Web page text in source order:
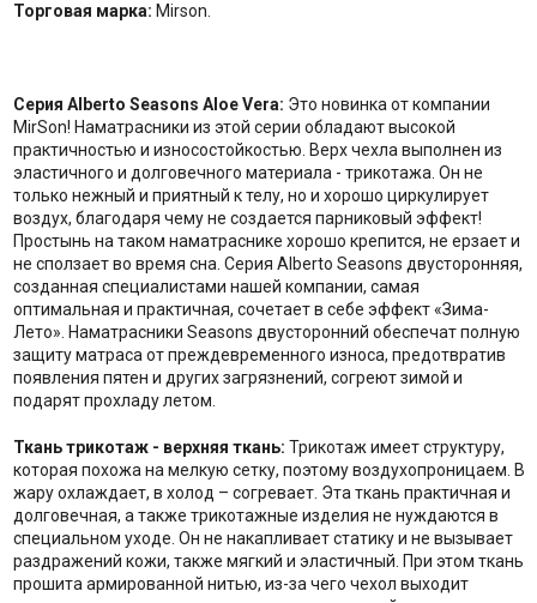
Торговая марка: Mirson.
Серия Alberto Seasons Aloe Vera: Это новинка от компании
MirSon! Наматрасники из этой серии обладают высокой
практичностью и износостойкостью. Верх чехла выполнен из
эластичного и долговечного материала - трикотажа. Он не
только нежный и приятный к телу, но и хорошо циркулирует
воздух, благодаря чему не создается парниковый эффект!
Простынь на таком наматраснике хорошо крепится, не ерзает и
не сползает во время сна. Серия Alberto Seasons двусторонняя,
созданная специалистами нашей компании, самая
оптимальная и практичная, сочетает в себе эффект «Зима-
Лето». Наматрасники Seasons двусторонний обеспечат полную
защиту матраса от преждевременного износа, предотвратив
появления пятен и других загрязнений, согреют зимой и
подарят прохладу летом.
Ткань трикотаж - верхняя ткань: Трикотаж имеет структуру,
которая похожа на мелкую сетку, поэтому воздухопроницаем. В
жару охлаждает, в холод – согревает. Эта ткань практичная и
долговечная, а также трикотажные изделия не нуждаются в
специальном уходе. Он не накапливает статику и не вызывает
раздражений кожи, также мягкий и эластичный. При этом ткань
прошита армированной нитью, из-за чего чехол выходит